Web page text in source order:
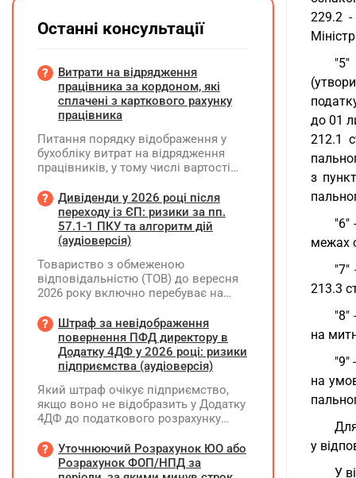
229.2 -
"5"
до 01
212.1
з
"6"
межах
"7"
213.3
"8"
на
"9"
на
у
У
Останні консультації
Витрати на відрядження
працівника за кордоном, які
сплачені з карткового рахунку
працівника
Питання порядку відображення у
бухобліку витрат на відрядження
працівників, у тому числі вартості
карткового рахунку працівника та
підтвердження таких операцій
первинними документами, належать
до компетенції Мінфіну
Дивіденди у 2026 році після
переходу із ЄП: ризики за пп.
57.1-1 ПКУ та алгоритм дій
(аудіоверсія)
Товариство з обмеженою
відповідальністю (ТОВ) до вересня
2026 року включно перебуває на
(єдиний податок, 3 група, ставка 5%,
неплатник ПДВ). З 1 жовтня 2026
року підприємство переходить на
загальну систему оподаткування
прибуток). За результатами
діяльності у періоді 2024–2025 років
(під час перебування на спрощеній
чистий прибуток, сума
нерозподіленого прибутку в балансі
Штраф за невідображення
повернення ПФД директору в
Додатку 4ДФ у 2026 році: ризики
підприємства (аудіоверсія)
Який штраф очікує підприємство,
якщо воно не відобразить у Додатку
4ДФ до податкового розрахунку
допомоги (ПФД) директору?
Уточнюючий Розрахунок ЮО або
Розрахунок ФОП/НПД за